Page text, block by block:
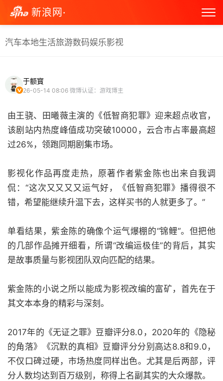
新浪网·
汽车本地生活旅游数码娱乐影视
于额寳
26-05-14 08:06 微博认证：游戏博主
由王骁、田曦薇主演的《低智商犯罪》迎来超点收官，
该剧站内热度峰值成功突破10000，云合市占率最高超
过26%，领跑同期剧集市场。
影视化作品再度走热，原著作者紫金陈也出来自我调
侃：“这次又又又又运气好，《低智商犯罪》播得很不
错，希望能继续升温下去，这样买书的人就更多了。”
单看结果，紫金陈的确像个运气爆棚的“锦鲤”。但把他
的几部作品摊开细看，所谓“改编运极佳”的背后，其实
是故事质量与影视团队双向匹配的结果。
紫金陈的小说之所以能成为影视改编的富矿，首先在于
其文本本身的精彩与深刻。
2017年的《无证之罪》豆瓣评分8.0，2020年的《隐秘
的角落》《沉默的真相》豆瓣评分分别高达8.8和9.0，
不仅口碑过硬，市场热度同样出色。尤其是后两部，评
分人数均达到百万级别，称得上名副其实的大众爆款。